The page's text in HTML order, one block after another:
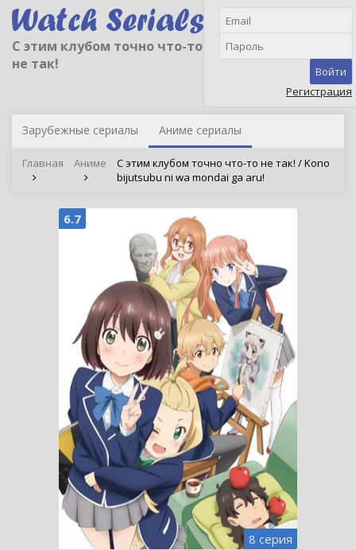
С этим клубом точно что-то
не так!
Войти
Регистрация
Зарубежные сериалы Аниме сериалы
Главная Аниме
С этим клубом точно что-то не так! / Kono
bijutsubu ni wa mondai ga aru!
6.7
8 серия